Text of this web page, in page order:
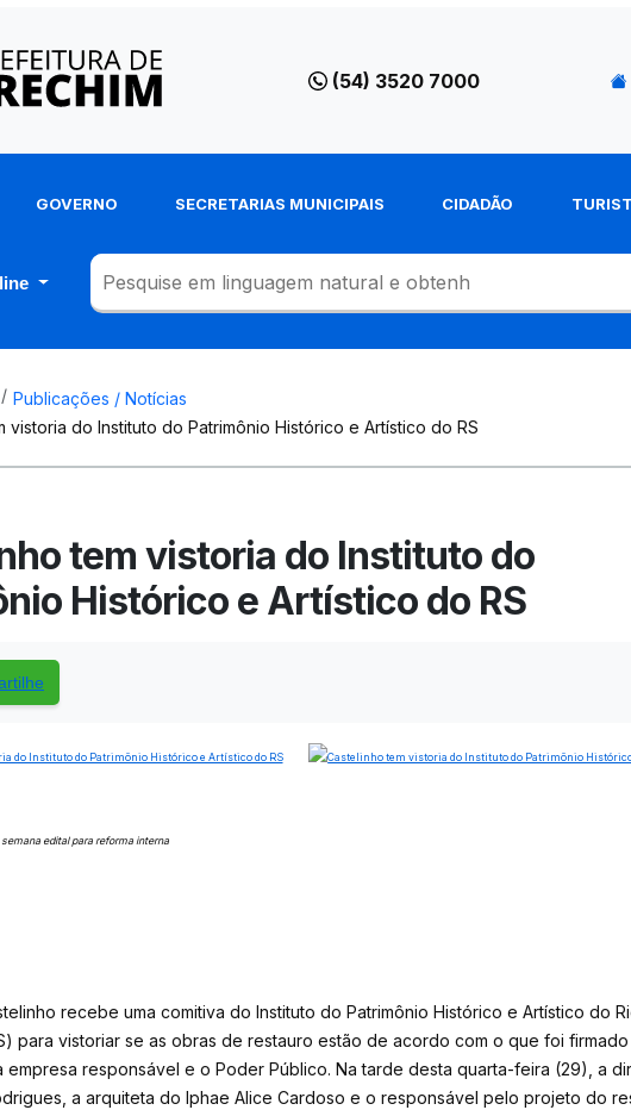
(54) 3520 7000
GOVERNO SECRETARIAS MUNICIPAIS CIDADÃO
Publicações / Notícias
vistoria do Instituto do Patrimônio Histórico e Artístico do RS
tem vistoria do Instituto do
Histórico e Artístico do RS
edital para reforma interna
recebe uma comitiva do Instituto do Patrimônio Histórico e Artístico do
para vistoriar se as obras de restauro estão de acordo com o que foi firmado
empresa responsável e o Poder Público. Na tarde desta quarta-feira (29), a
a arquiteta do Iphae Alice Cardoso e o responsável pelo projeto do